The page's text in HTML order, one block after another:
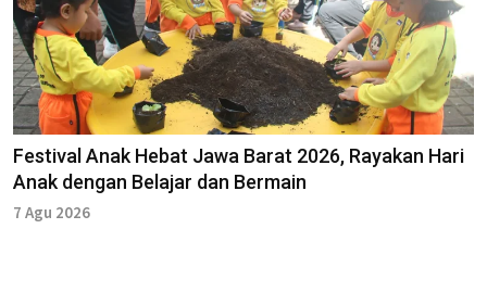
Festival Anak Hebat Jawa Barat 2026, Rayakan Hari
Anak dengan Belajar dan Bermain
7 Agu 2026